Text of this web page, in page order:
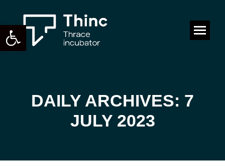
Open toolbar Search:
DAILY ARCHIVES: 7
JULY 2023